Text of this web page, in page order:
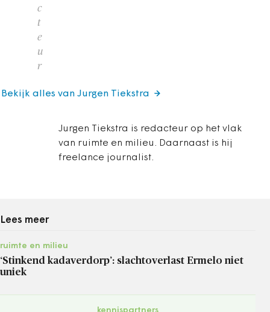
c
t
e
u
r
Jurgen Tiekstra is redacteur op het vlak
van ruimte en milieu. Daarnaast is hij
freelance journalist.
Bekijk alles van Jurgen Tiekstra
Lees meer
ruimte en milieu
‘Stinkend kadaverdorp’: slachtoverlast Ermelo niet
uniek